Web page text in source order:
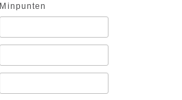
Minpunten